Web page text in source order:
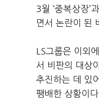
3월 ‘중복상장’
면서 논란이 된
LS그룹은 이외
서 비판의 대상
추진하는 데 있
팽배한 상황이다.